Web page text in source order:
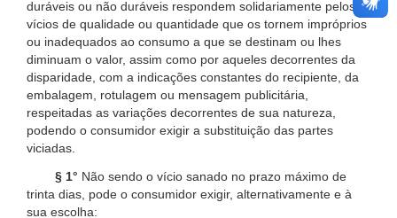
duráveis ou não duráveis respondem solidariamente pelos
vícios de qualidade ou quantidade que os tornem impróprios
ou inadequados ao consumo a que se destinam ou lhes
diminuam o valor, assim como por aqueles decorrentes da
disparidade, com a indicações constantes do recipiente, da
embalagem, rotulagem ou mensagem publicitária,
respeitadas as variações decorrentes de sua natureza,
podendo o consumidor exigir a substituição das partes
viciadas.
§ 1° Não sendo o vício sanado no prazo máximo de
trinta dias, pode o consumidor exigir, alternativamente e à
sua escolha: